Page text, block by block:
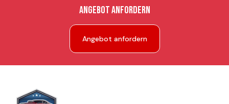
Angebot anfordern
Angebot anfordern